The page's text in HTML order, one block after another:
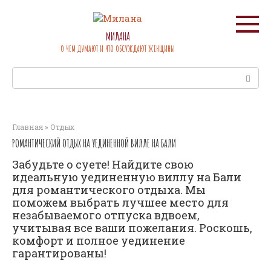
МИЛАНА
О ЧЕМ ДУМАЮТ И ЧТО ОБСУЖДАЮТ ЖЕНЩИНЫ
Главная » Отдых
РОМАНТИЧЕСКИЙ ОТДЫХ НА УЕДИНЕННОЙ ВИЛЛЕ НА БАЛИ
Забудьте о суете! Найдите свою
идеальную уединенную виллу на Бали
для романтического отдыха. Мы
поможем выбрать лучшее место для
незабываемого отпуска вдвоем,
учитывая все ваши пожелания. Роскошь,
комфорт и полное уединение
гарантированы!